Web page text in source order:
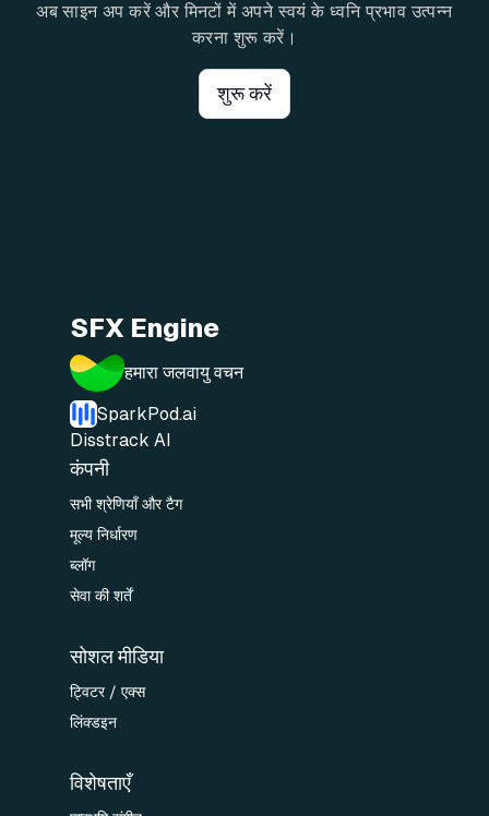
अब साइन अप करें और मिनटों में अपने स्वयं के ध्वनि प्रभाव उत्पन्न
करना शुरू करें।
शुरू करें
SFX Engine
हमारा जलवायु वचन
SparkPod.ai
Disstrack AI
कंपनी
सभी श्रेणियाँ और टैग
मूल्य निर्धारण
ब्लॉग
सेवा की शर्तें
सोशल मीडिया
ट्विटर / एक्स
लिंक्डइन
विशेषताएँ